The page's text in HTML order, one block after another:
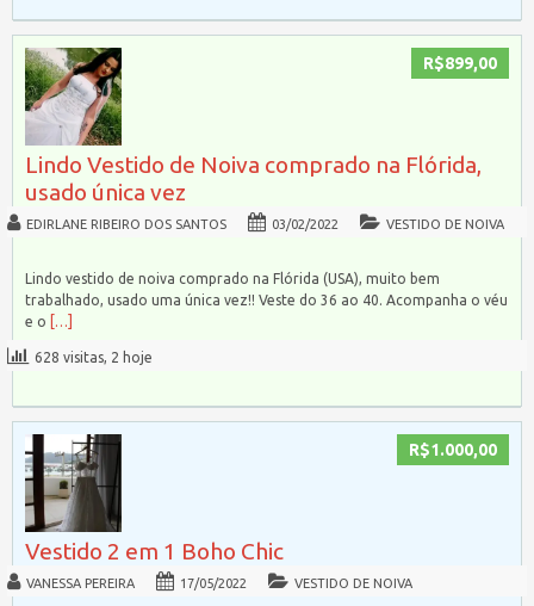
R$899,00
Lindo Vestido de Noiva comprado na Flórida,
usado única vez
EDIRLANE RIBEIRO DOS SANTOS 03/02/2022 VESTIDO DE NOIVA
Lindo vestido de noiva comprado na Flórida (USA), muito bem
trabalhado, usado uma única vez!! Veste do 36 ao 40. Acompanha o véu
e o […]
628 visitas, 2 hoje
R$1.000,00
Vestido 2 em 1 Boho Chic
VANESSA PEREIRA 17/05/2022 VESTIDO DE NOIVA